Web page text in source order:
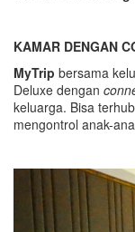
KAMAR DENGAN
MyTrip bersama
Deluxe dengan
keluarga. Bisa
mengontrol anak-